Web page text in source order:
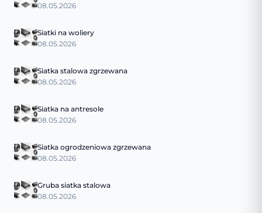
08.05.2026
Siatki na woliery
08.05.2026
Siatka stalowa zgrzewana
08.05.2026
Siatka na antresole
08.05.2026
Siatka ogrodzeniowa zgrzewana
08.05.2026
Gruba siatka stalowa
08.05.2026